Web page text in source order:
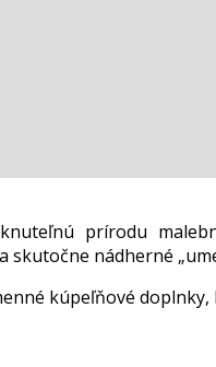
prírodu
skutočne nádherné
kúpeľňové